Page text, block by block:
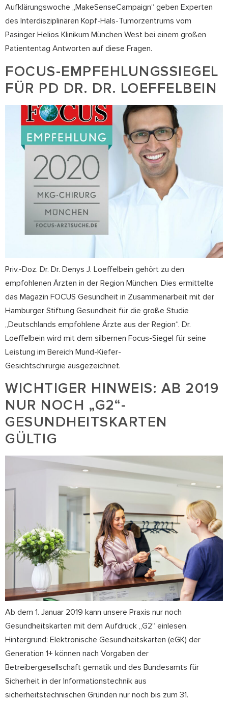
Aufklärungswoche „MakeSenseCampaign“ geben Experten
des Interdisziplinären Kopf-Hals-Tumorzentrums vom
Pasinger Helios Klinikum München West bei einem großen
Patiententag Antworten auf diese Fragen.
FOCUS-EMPFEHLUNGSSIEGEL
FÜR PD DR. DR. LOEFFELBEIN
Priv.-Doz. Dr. Dr. Denys J. Loeffelbein gehört zu den
empfohlenen Ärzten in der Region München. Dies ermittelte
das Magazin FOCUS Gesundheit in Zusammenarbeit mit der
Hamburger Stiftung Gesundheit für die große Studie
„Deutschlands empfohlene Ärzte aus der Region“. Dr.
Loeffelbein wird mit dem silbernen Focus-Siegel für seine
Leistung im Bereich Mund-Kiefer-
Gesichtschirurgie ausgezeichnet.
WICHTIGER HINWEIS: AB 2019
NUR NOCH „G2“-
GESUNDHEITSKARTEN
GÜLTIG
Ab dem 1. Januar 2019 kann unsere Praxis nur noch
Gesundheitskarten mit dem Aufdruck „G2“ einlesen.
Hintergrund: Elektronische Gesundheitskarten (eGK) der
Generation 1+ können nach Vorgaben der
Betreibergesellschaft gematik und des Bundesamts für
Sicherheit in der Informationstechnik aus
sicherheitstechnischen Gründen nur noch bis zum 31.